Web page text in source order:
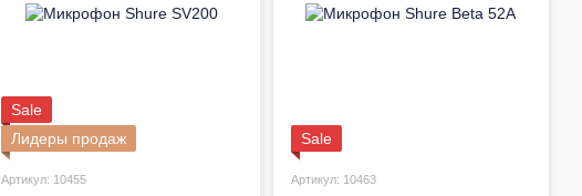
Sale
Лидеры продаж
Артикул: 10455
Sale
Артикул: 10463